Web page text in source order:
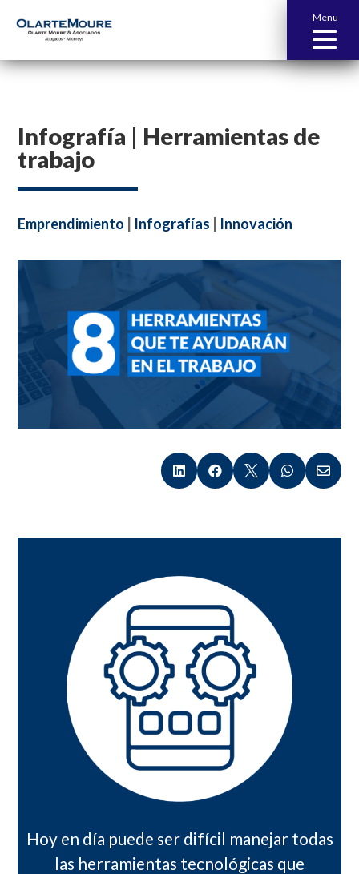
Menu
Infografía | Herramientas de
trabajo
Emprendimiento Infografías Innovación
    
Hoy en día puede ser difícil manejar todas
las herramientas tecnológicas que